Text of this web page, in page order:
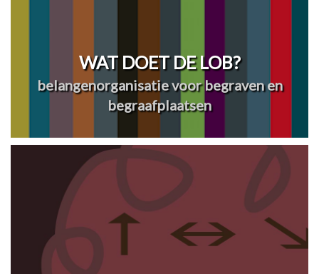
WAT DOET DE LOB?
belangenorganisatie voor begraven en
begraafplaatsen